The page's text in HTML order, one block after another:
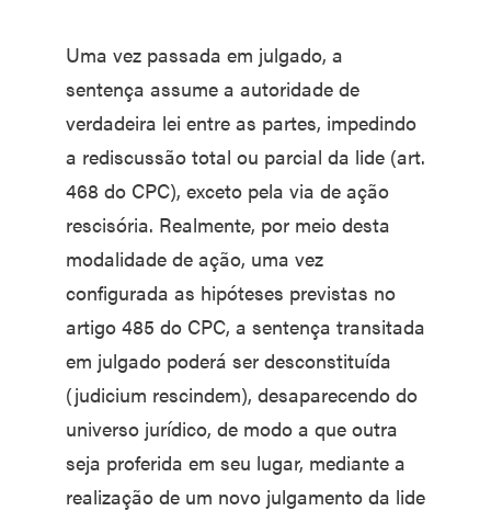
Uma vez passada em julgado, a
sentença assume a autoridade de
verdadeira lei entre as partes, impedindo
a rediscussão total ou parcial da lide (art.
468 do CPC), exceto pela via de ação
rescisória. Realmente, por meio desta
modalidade de ação, uma vez
configurada as hipóteses previstas no
artigo 485 do CPC, a sentença transitada
em julgado poderá ser desconstituída
(judicium rescindem), desaparecendo do
universo jurídico, de modo a que outra
seja proferida em seu lugar, mediante a
realização de um novo julgamento da lide